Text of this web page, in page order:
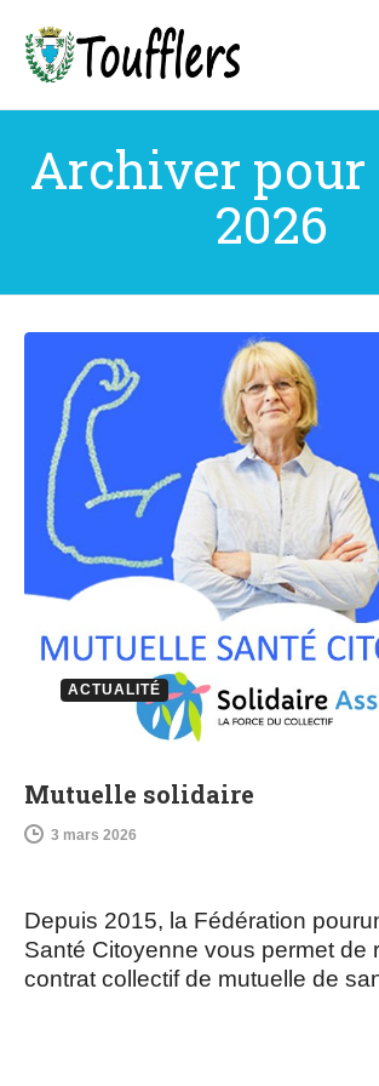
Archiver pour
2026
ACTUALITÉ
Mutuelle solidaire
3 mars 2026
Depuis 2015, la Fédération
Santé Citoyenne vous permet de
contrat collectif de mutuelle de